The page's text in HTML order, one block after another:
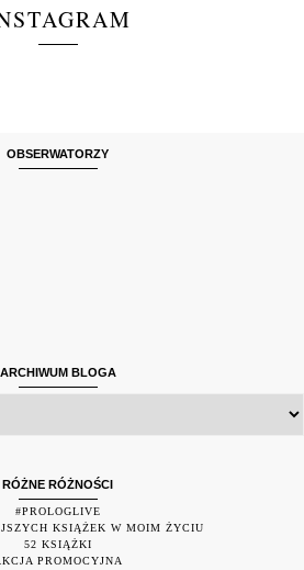
OBSERWATORZY
ARCHIWUM BLOGA
RÓŻNE RÓŻNOŚCI
#PROLOGLIVE
KSIĄŻEK W MOIM ŻYCIU
52 KSIĄŻKI
PROMOCYJNA